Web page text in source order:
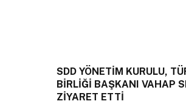
SDD YÖNETİM KURULU,
BİRLİĞİ BAŞKANI VAHAP
ZİYARET ETTİ